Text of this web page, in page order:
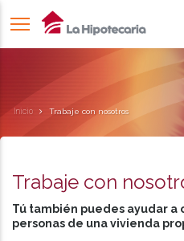
Inicio Trabaje con nosotros
Trabaje con
Tú también puedes ayudar
personas de una vivienda